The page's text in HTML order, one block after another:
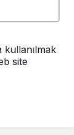
kullanılmak
site